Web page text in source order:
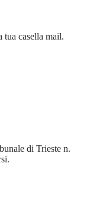
tua casella mail.
di Trieste n.